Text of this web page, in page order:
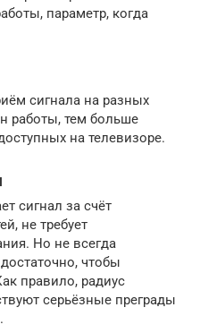
параметр, когда
сигнала на разных
работы, тем больше
на телевизоре.
сигнал за счёт
не требует
Но не всегда
чтобы
правило, радиус
серьёзные преграды